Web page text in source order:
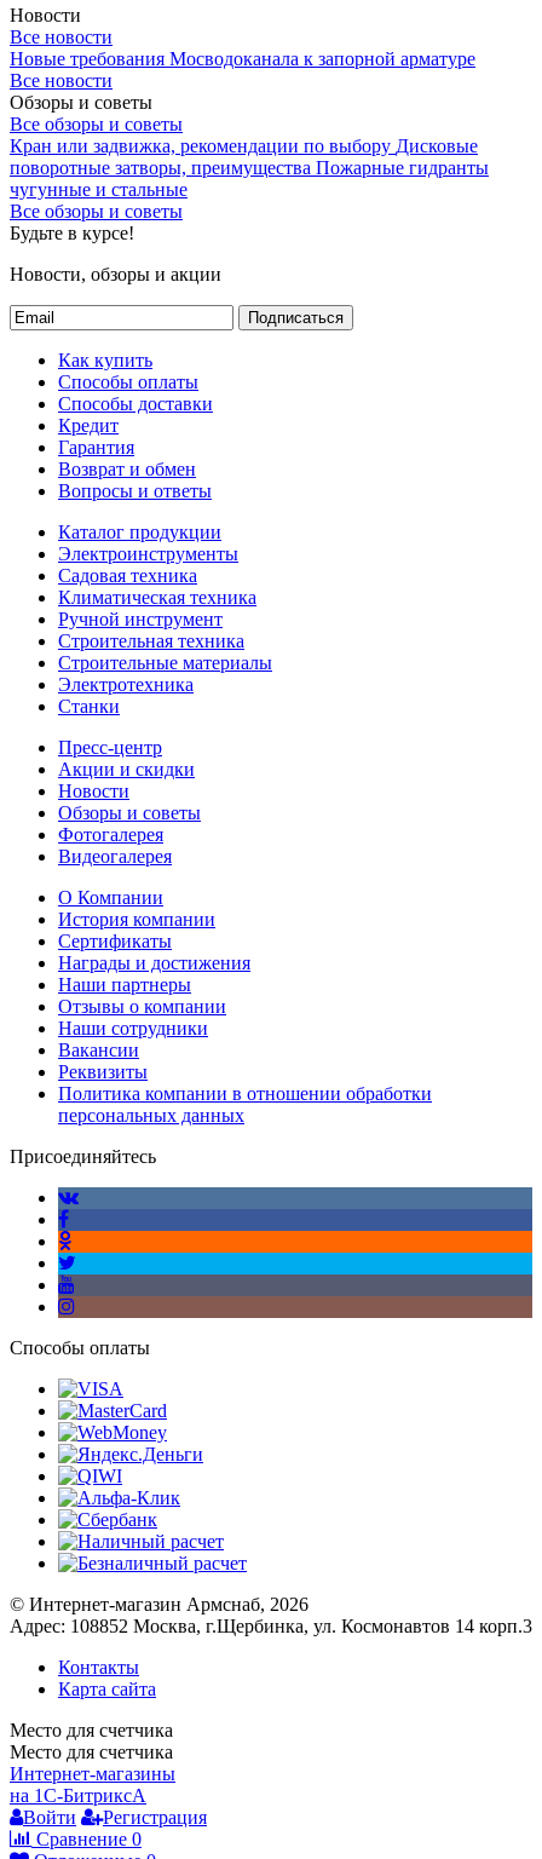
Новости
Все новости
Новые требования Мосводоканала к запорной арматуре
Все новости
Обзоры и советы
Все обзоры и советы
Кран или задвижка, рекомендации по выбору Дисковые
поворотные затворы, преимущества Пожарные гидранты
чугунные и стальные
Все обзоры и советы
Будьте в курсе!
Новости, обзоры и акции
Подписаться
Как купить
Способы оплаты
Способы доставки
Кредит
Гарантия
Возврат и обмен
Вопросы и ответы
Каталог продукции
Электроинструменты
Садовая техника
Климатическая техника
Ручной инструмент
Строительная техника
Строительные материалы
Электротехника
Станки
Пресс-центр
Акции и скидки
Новости
Обзоры и советы
Фотогалерея
Видеогалерея
О Компании
История компании
Сертификаты
Награды и достижения
Наши партнеры
Отзывы о компании
Наши сотрудники
Вакансии
Реквизиты
Политика компании в отношении обработки
персональных данных
Присоединяйтесь
Способы оплаты
© Интернет-магазин Армснаб, 2026
Адрес: 108852 Москва, г.Щербинка, ул. Космонавтов 14 корп.3
Контакты
Карта сайта
Место для счетчика
Место для счетчика
Интернет-магазины
на 1С-БитриксA
Войти
Регистрация
Сравнение 0